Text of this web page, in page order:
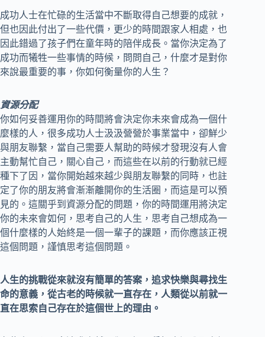
成功人士在忙碌的生活當中不斷取得自己想要的成就，
但也因此付出了一些代價，更少的時間跟家人相處，也
因此錯過了孩子們在童年時的陪伴成長。當你決定為了
成功而犧牲一些事情的時候，問問自己，什麼才是對你
來說最重要的事，你如何衡量你的人生？
資源分配
你如何妥善運用你的時間將會決定你未來會成為一個什
麼樣的人，很多成功人士汲汲營營於事業當中，卻鮮少
與朋友聯繫，當自己需要人幫助的時候才發現沒有人會
主動幫忙自己，關心自己，而這些在以前的行動就已經
種下了因，當你開始越來越少與朋友聯繫的同時，也註
定了你的朋友將會漸漸離開你的生活圈，而這是可以預
見的。這關乎到資源分配的問題，你的時間運用將決定
你的未來會如何，思考自己的人生，思考自己想成為一
個什麼樣的人始終是一個一輩子的課題，而你應該正視
這個問題，謹慎思考這個問題。
人生的挑戰從來就沒有簡單的答案，追求快樂與尋找生
命的意義，從古老的時候就一直存在，人類從以前就一
直在思索自己存在於這個世上的理由。